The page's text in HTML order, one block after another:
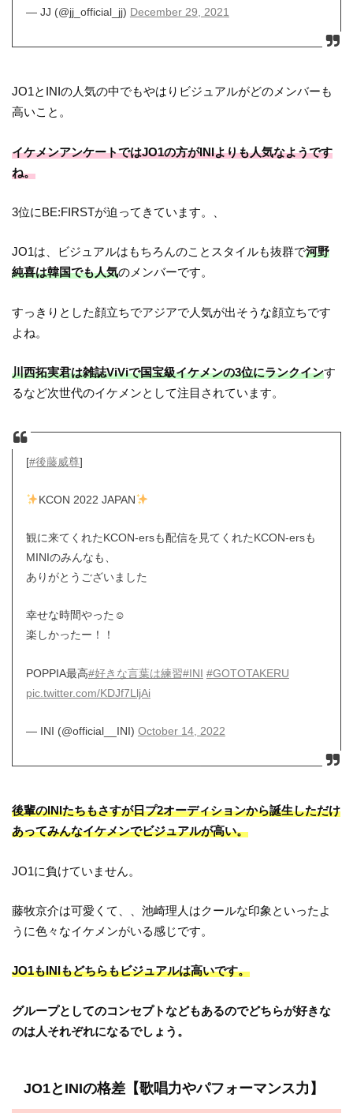
— JJ (@jj_official_jj) December 29, 2021
JO1とINIの人気の中でもやはりビジュアルがどのメンバーも
高いこと。
イケメンアンケートではJO1の方がINIよりも人気なようです
ね。
3位にBE:FIRSTが迫ってきています。、
JO1は、ビジュアルはもちろんのことスタイルも抜群で河野
純喜は韓国でも人気のメンバーです。
すっきりとした顔立ちでアジアで人気が出そうな顔立ちです
よね。
川西拓実君は雑誌ViViで国宝級イケメンの3位にランクインす
るなど次世代のイケメンとして注目されています。
[#後藤威尊]
KCON 2022 JAPAN
観に来てくれたKCON-ersも配信を見てくれたKCON-ersも
MINIのみんなも、
ありがとうございました
幸せな時間やった☺︎
楽しかったー！！
POPPIA最高#好きな言葉は練習#INI #GOTOTAKERU
pic.twitter.com/KDJf7LljAi
— INI (@official__INI) October 14, 2022
後輩のINIたちもさすが日プ2オーディションから誕生しただけ
あってみんなイケメンでビジュアルが高い。
JO1に負けていません。
藤牧京介は可愛くて、、池崎理人はクールな印象といったよ
うに色々なイケメンがいる感じです。
JO1もINIもどちらもビジュアルは高いです。
グループとしてのコンセプトなどもあるのでどちらが好きな
のは人それぞれになるでしょう。
JO1とINIの格差【歌唱力やパフォーマンス力】